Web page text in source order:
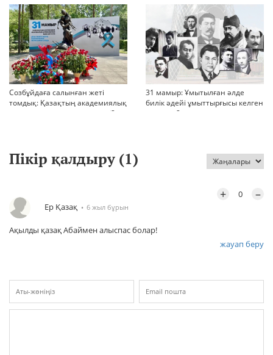
Созбұйдаға салынған жеті
томдық: Қазақтың академиялық
тарихы қашан жарық көреді?
31 мамыр: Ұмытылған әлде
билік әдейі ұмыттырғысы келген
тарих па?
Пікір қалдыру (1)
Ер Қазақ 6 жыл бұрын
+ 0 –
Ақылды қазақ Абаймен алыспас болар!
жауап беру